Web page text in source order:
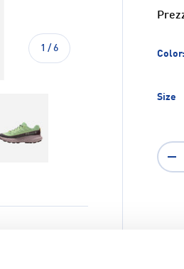
1 /di
6
5 nella visualizzazione
Carica immagine 6 nella
Color:
Size
Q.tà